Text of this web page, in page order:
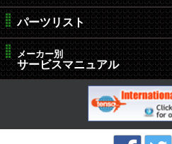
パーツリスト
メーカー別
サービスマニュアル